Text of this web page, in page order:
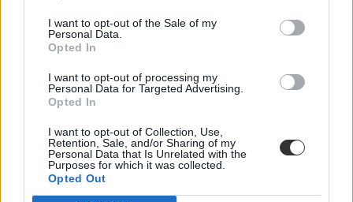
I want to opt-out of the Sale of my
Personal Data.
Opted In
I want to opt-out of processing my
Personal Data for Targeted Advertising.
Opted In
I want to opt-out of Collection, Use,
Retention, Sale, and/or Sharing of my
Personal Data that Is Unrelated with the
Purposes for which it was collected.
Opted Out
értik meg egymást. Ezt viszont igyekszik leküzdeni és minél több
helyre ellátogatni.
@kamcseszinchina
töltöttem������������ 龙年快乐
������#magyarlánykínában #kína
#wuhan
#kínaiholdújév